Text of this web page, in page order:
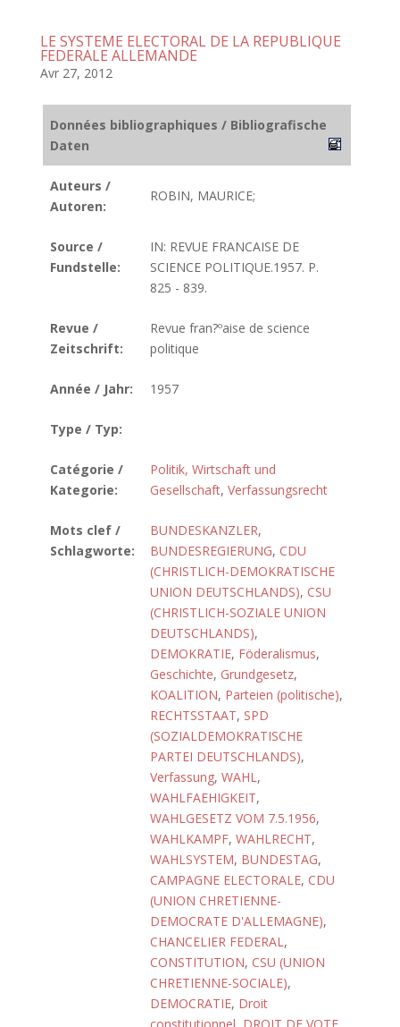
LE SYSTEME ELECTORAL DE LA REPUBLIQUE
FEDERALE ALLEMANDE
Avr 27, 2012
Données bibliographiques / Bibliografische
Daten
Auteurs /
Autoren:
ROBIN, MAURICE;
Source /
Fundstelle:
IN: REVUE FRANCAISE DE
SCIENCE POLITIQUE.1957. P.
825 - 839.
Revue /
Zeitschrift:
Revue fran?ºaise de science
politique
Année / Jahr: 1957
Type / Typ:
Catégorie /
Kategorie:
Politik, Wirtschaft und
Gesellschaft, Verfassungsrecht
Mots clef /
Schlagworte:
BUNDESKANZLER,
BUNDESREGIERUNG, CDU
(CHRISTLICH-DEMOKRATISCHE
UNION DEUTSCHLANDS), CSU
(CHRISTLICH-SOZIALE UNION
DEUTSCHLANDS),
DEMOKRATIE, Föderalismus,
Geschichte, Grundgesetz,
KOALITION, Parteien (politische),
RECHTSSTAAT, SPD
(SOZIALDEMOKRATISCHE
PARTEI DEUTSCHLANDS),
Verfassung, WAHL,
WAHLFAEHIGKEIT,
WAHLGESETZ VOM 7.5.1956,
WAHLKAMPF, WAHLRECHT,
WAHLSYSTEM, BUNDESTAG,
CAMPAGNE ELECTORALE, CDU
(UNION CHRETIENNE-
DEMOCRATE D'ALLEMAGNE),
CHANCELIER FEDERAL,
CONSTITUTION, CSU (UNION
CHRETIENNE-SOCIALE),
DEMOCRATIE, Droit